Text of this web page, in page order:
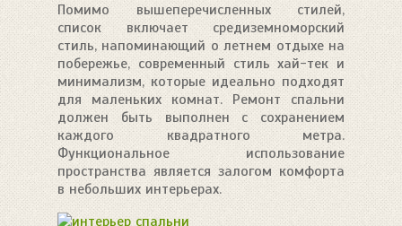
Помимо вышеперечисленных стилей,
список включает средиземноморский
стиль, напоминающий о летнем отдыхе на
побережье, современный стиль хай-тек и
минимализм, которые идеально подходят
для маленьких комнат. Ремонт спальни
должен быть выполнен с сохранением
каждого квадратного метра.
Функциональное использование
пространства является залогом комфорта
в небольших интерьерах.